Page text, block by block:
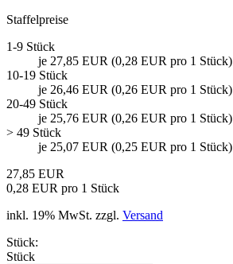
Staffelpreise
1-9 Stück
je 27,85 EUR (0,28 EUR pro 1 Stück)
10-19 Stück
je 26,46 EUR (0,26 EUR pro 1 Stück)
20-49 Stück
je 25,76 EUR (0,26 EUR pro 1 Stück)
> 49 Stück
je 25,07 EUR (0,25 EUR pro 1 Stück)
27,85 EUR
0,28 EUR pro 1 Stück
inkl. 19% MwSt. zzgl. Versand
Stück:
Stück